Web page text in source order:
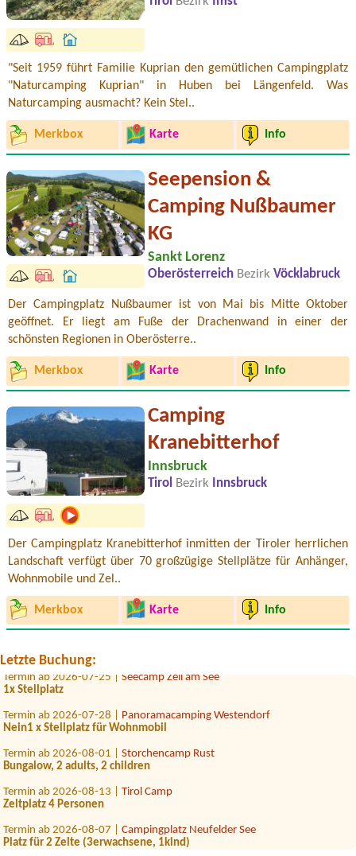
"Seit 1959 führt Familie Kuprian den gemütlichen Campingplatz
"Naturcamping Kuprian" in Huben bei Längenfeld. Was
Naturcamping ausmacht? Kein Stel..
Merkbox Karte Info
Seepension &
Camping Nußbaumer
KG
Sankt Lorenz
Oberösterreich Bezirk Vöcklabruck
Der Campingplatz Nußbaumer ist von Mai bis Mitte Oktober
geöffnet. Er liegt am Fuße der Drachenwand in einer der
schönsten Regionen in Oberösterre..
Merkbox Karte Info
Camping
Kranebitterhof
Innsbruck
Tirol Bezirk Innsbruck
Der Campingplatz Kranebitterhof inmitten der Tiroler herrlichen
Landschaft verfügt über 70 großzügige Stellplätze für Anhänger,
Wohnmobile und Zel..
Merkbox Karte Info
Letzte Buchung:
Termin ab 2026-08-07 |Camping via Claudiasee
1x Stellplatz Kleinbus ohne Strom
Termin ab 2026-07-24 | Campingplatz der Parktherme Bad Radkersburg
1x Zeltplatz für 2 Personen
Termin ab 2026-07-25 | Seecamp Zell am See
1x Stellplatz
Termin ab 2026-07-28 | Panoramacamping Westendorf
Nein1 x Stellplatz für Wohnmobil
Termin ab 2026-08-01 | Storchencamp Rust
Bungalow, 2 adults, 2 children
Termin ab 2026-08-13 | Tirol Camp
Zeltplatz 4 Personen
Termin ab 2026-08-07 | Campingplatz Neufelder See
Platz für 2 Zelte (3erwachsene, 1kind)